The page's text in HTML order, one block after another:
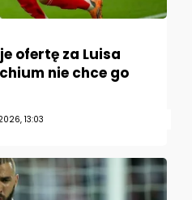
ofertę za Luisa
nie chce go
13:03